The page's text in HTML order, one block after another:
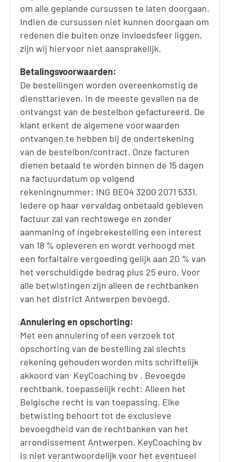
om alle geplande cursussen te laten doorgaan.
Indien de cursussen niet kunnen doorgaan om
redenen die buiten onze invloedsfeer liggen,
zijn wij hiervoor niet aansprakelijk.
Betalingsvoorwaarden:
De bestellingen worden overeenkomstig de
diensttarieven, in de meeste gevallen na de
ontvangst van de bestelbon gefactureerd. De
klant erkent de algemene voorwaarden
ontvangen te hebben bij de ondertekening
van de bestelbon/contract. Onze facturen
dienen betaald te worden binnen de 15 dagen
na factuurdatum op volgend
rekeningnummer: ING BE04 3200 2071 5331.
Iedere op haar vervaldag onbetaald gebleven
factuur zal van rechtswege en zonder
aanmaning of ingebrekestelling een interest
van 18 % opleveren en wordt verhoogd met
een forfaitaire vergoeding gelijk aan 20 % van
het verschuldigde bedrag plus 25 euro. Voor
alle betwistingen zijn alleen de rechtbanken
van het district Antwerpen bevoegd.
Annulering en opschorting:
Met een annulering of een verzoek tot
opschorting van de bestelling zal slechts
rekening gehouden worden mits schriftelijk
akkoord van KeyCoaching bv . Bevoegde
rechtbank, toepasselijk recht: Alleen het
Belgische recht is van toepassing. Elke
betwisting behoort tot de exclusieve
bevoegdheid van de rechtbanken van het
arrondissement Antwerpen. KeyCoaching bv
is niet verantwoordelijk voor het eventueel